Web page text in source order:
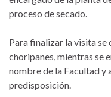
proceso de secado.
Para finalizar la visita
choripanes, mientras se
nombre de la Facultad y
predisposición.